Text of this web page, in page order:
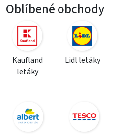
Oblíbené obchody
Kaufland
letáky
Lidl letáky